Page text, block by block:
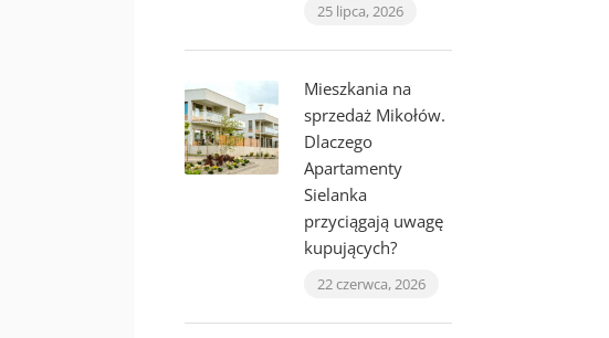
25 lipca, 2026
Mieszkania na
sprzedaż Mikołów.
Dlaczego
Apartamenty
Sielanka
przyciągają uwagę
kupujących?
22 czerwca, 2026